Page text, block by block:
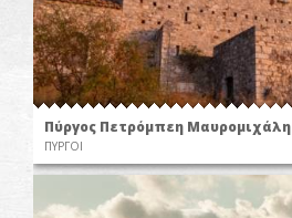
Πύργος Πετρόμπεη Μαυρομιχάλη
ΠΥΡΓΟΙ